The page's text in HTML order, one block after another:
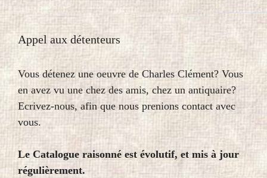
Appel aux détenteurs
Vous détenez une oeuvre de Charles Clément? Vous
en avez vu une chez des amis, chez un antiquaire?
Ecrivez-nous, afin que nous prenions contact avec
vous.
Le Catalogue raisonné est évolutif, et mis à jour
régulièrement.